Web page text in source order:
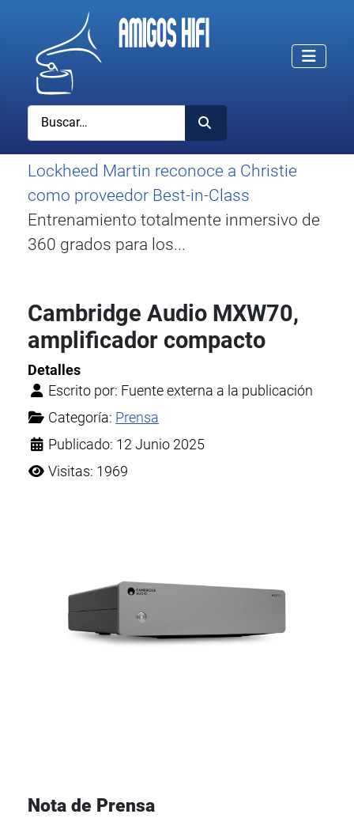
Buscar
Lockheed Martin reconoce a Christie
como proveedor Best-in-Class
Entrenamiento totalmente inmersivo de
360 grados para los...
Cambridge Audio MXW70,
amplificador compacto
Detalles
Escrito por: Fuente externa a la publicación
Categoría: Prensa
Publicado: 12 Junio 2025
Visitas: 1969
Nota de Prensa